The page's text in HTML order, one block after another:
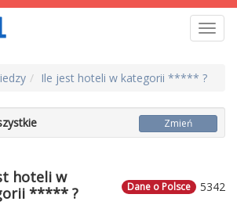
Ile jest hoteli w kategorii ***** ?
Zmień
5342
Dane o Polsce
hoteli w
***** ?